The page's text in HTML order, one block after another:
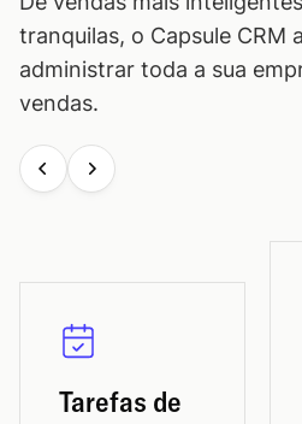
tranquilas, o Capsule CRM
administrar toda a sua
vendas.
Tarefas de